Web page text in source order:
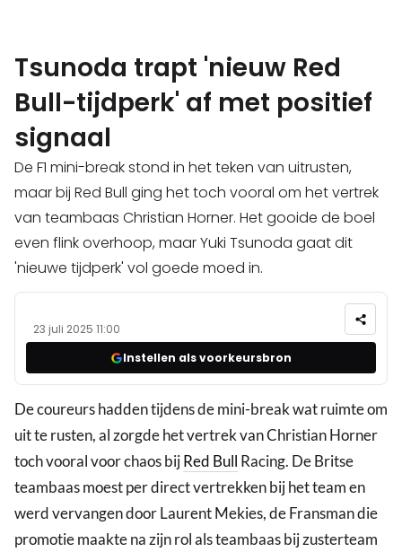
Tsunoda trapt 'nieuw Red
Bull-tijdperk' af met positief
signaal
De F1 mini-break stond in het teken van uitrusten,
maar bij Red Bull ging het toch vooral om het vertrek
van teambaas Christian Horner. Het gooide de boel
even flink overhoop, maar Yuki Tsunoda gaat dit
'nieuwe tijdperk' vol goede moed in.
23 juli 2025 11:00
Instellen als voorkeursbron
De coureurs hadden tijdens de mini-break wat ruimte om
uit te rusten, al zorgde het vertrek van Christian Horner
toch vooral voor chaos bijRed Bull Racing. De Britse
teambaas moest per direct vertrekken bij het team en
werd vervangen door Laurent Mekies, de Fransman die
promotie maakte na zijn rol als teambaas bij zusterteam